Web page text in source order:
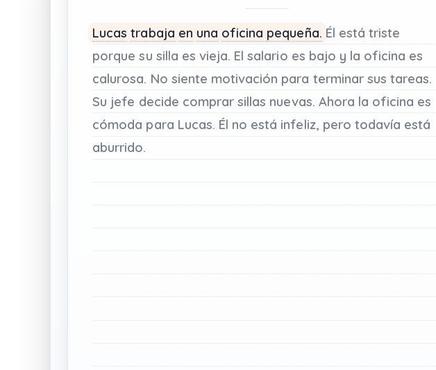
Lucas trabaja en una oficina pequeña. Él está triste
porque su silla es vieja. El salario es bajo y la oficina es
calurosa. No siente motivación para terminar sus tareas.
Su jefe decide comprar sillas nuevas. Ahora la oficina es
cómoda para Lucas. Él no está infeliz, pero todavía está
aburrido.